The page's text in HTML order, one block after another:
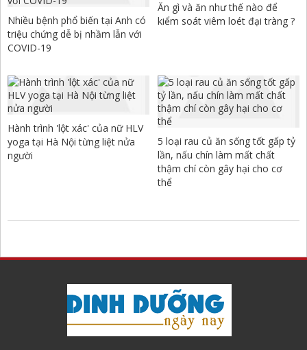
Nhiều bệnh phổ biến tại Anh có
triệu chứng dễ bị nhầm lẫn với
COVID-19
Ăn gì và ăn như thế nào để
kiểm soát viêm loét đại tràng ?
Hành trình 'lột xác' của nữ HLV
yoga tại Hà Nội từng liệt nửa
người
5 loại rau củ ăn sống tốt gấp tỷ
lần, nấu chín làm mất chất
thậm chí còn gây hại cho cơ
thể